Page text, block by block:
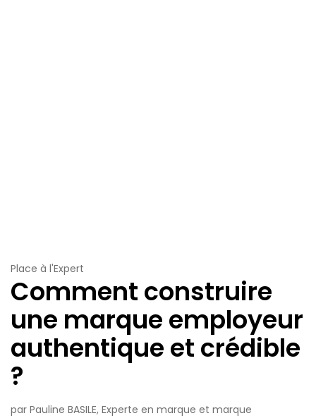
Place à l'Expert
Comment construire
une marque employeur
authentique et crédible
?
par Pauline BASILE, Experte en marque et marque